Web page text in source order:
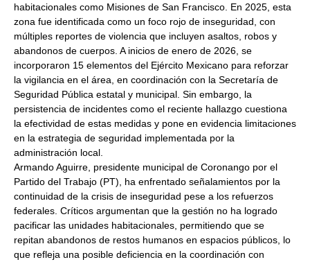
habitacionales como Misiones de San Francisco. En 2025, esta
zona fue identificada como un foco rojo de inseguridad, con
múltiples reportes de violencia que incluyen asaltos, robos y
abandonos de cuerpos. A inicios de enero de 2026, se
incorporaron 15 elementos del Ejército Mexicano para reforzar
la vigilancia en el área, en coordinación con la Secretaría de
Seguridad Pública estatal y municipal. Sin embargo, la
persistencia de incidentes como el reciente hallazgo cuestiona
la efectividad de estas medidas y pone en evidencia limitaciones
en la estrategia de seguridad implementada por la
administración local.
Armando Aguirre, presidente municipal de Coronango por el
Partido del Trabajo (PT), ha enfrentado señalamientos por la
continuidad de la crisis de inseguridad pese a los refuerzos
federales. Críticos argumentan que la gestión no ha logrado
pacificar las unidades habitacionales, permitiendo que se
repitan abandonos de restos humanos en espacios públicos, lo
que refleja una posible deficiencia en la coordinación con